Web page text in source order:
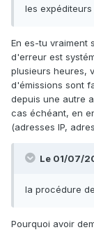
les
En es-tu vraiment
d'erreur est
plusieurs heures,
d'émissions sont
depuis une autre
cas échéant, en
(adresses IP,
Le 01/07/
la procédure
Pourquoi avoir